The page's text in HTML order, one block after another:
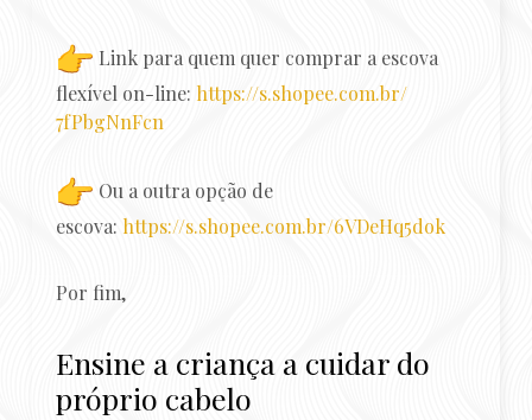
Link para quem quer comprar a escova
flexível on-line:https://s.shopee.com.br/
7fPbgNnFcn
Ou a outra opção de
escova: https://s.shopee.com.br/6VDeHq5dok
Por fim,
Ensine a criança a cuidar do
próprio cabelo